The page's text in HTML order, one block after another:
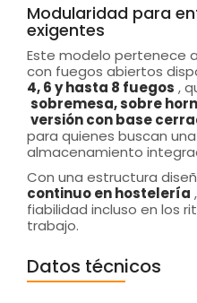
Modularidad para
exigentes
Este modelo pertenece
con fuegos abiertos
4, 6 y hasta 8 fuegos ,
sobremesa, sobre
versión con base
para quienes buscan
almacenamiento
Con una estructura
continuo en hostelería
fiabilidad incluso en los
trabajo.
Datos técnicos